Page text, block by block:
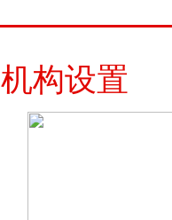
机构设置